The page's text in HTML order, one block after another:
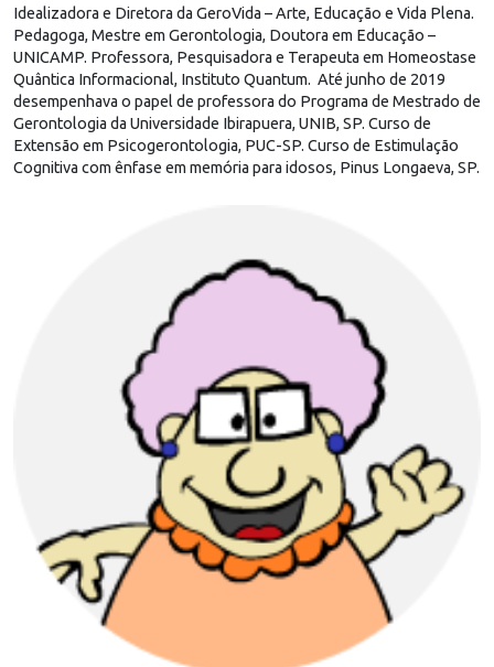
Idealizadora e Diretora da GeroVida – Arte, Educação e Vida Plena.
Pedagoga, Mestre em Gerontologia, Doutora em Educação –
UNICAMP. Professora, Pesquisadora e Terapeuta em Homeostase
Quântica Informacional, Instituto Quantum. Até junho de 2019
desempenhava o papel de professora do Programa de Mestrado de
Gerontologia da Universidade Ibirapuera, UNIB, SP. Curso de
Extensão em Psicogerontologia, PUC-SP. Curso de Estimulação
Cognitiva com ênfase em memória para idosos, Pinus Longaeva, SP.